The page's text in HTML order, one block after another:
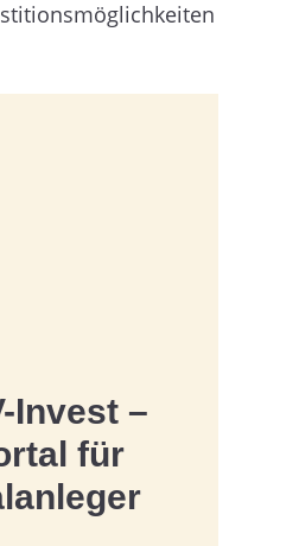
Invest –
für